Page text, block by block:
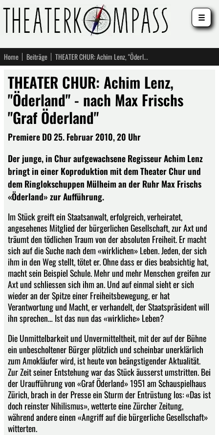
Home Beiträge THEATER CHUR: Achim Lenz, "Öderland" - nach Max Frischs "Graf Öderland"
THEATER CHUR: Achim Lenz,
"Öderland" - nach Max Frischs
"Graf Öderland"
Premiere DO 25. Februar 2010, 20 Uhr
Der junge, in Chur aufgewachsene Regisseur Achim Lenz
bringt in einer Koproduktion mit dem Theater Chur und
dem Ringlokschuppen Mülheim an der Ruhr Max Frischs
«Öderland» zur Aufführung.
Im Stück greift ein Staatsanwalt, erfolgreich, verheiratet,
angesehenes Mitglied der bürgerlichen Gesellschaft, zur Axt und
träumt den tödlichen Traum von der absoluten Freiheit. Er macht
sich auf die Suche nach dem «wirklichen» Leben. Jeden, der sich
ihm in den Weg stellt, tötet er. Ohne dass er dies beabsichtig hat,
macht sein Beispiel Schule. Mehr und mehr Menschen greifen zur
Axt und schliessen sich ihm an. Und auf einmal sieht er sich
wieder an der Spitze einer Freiheitsbewegung, er hat
Verantwortung und Macht, er verhandelt, der Staatspräsident will
ihn sprechen… Ist das nun das «wirkliche» Leben?
Die Unmittelbarkeit und Unvermitteltheit, mit der auf der Bühne
ein unbescholtener Bürger plötzlich und scheinbar unerklärlich
zum Amokläufer wird, ist heute von beängstigender Aktualität.
Zur Zeit seiner Entstehung war das Stück äusserst umstritten. Bei
der Uraufführung von «Graf Öderland» 1951 am Schauspielhaus
Zürich, brach in der Presse ein Sturm der Entrüstung los: «Das ist
doch reinster Nihilismus», wetterte eine Zürcher Zeitung,
während andere einen «Angriff auf die bürgerliche Gesellschaft»
witterten.
☰